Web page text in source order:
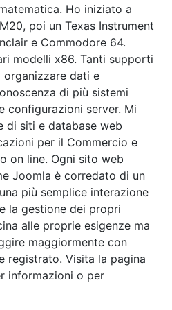
Ho iniziato a
poi un Texas Instrument
e Commodore 64.
modelli x86. Tanti supporti
organizzare dati e
di più sistemi
configurazioni server. Mi
di siti e database web
per il Commercio e
on line. Ogni sito web
Joomla è corredato di un
più semplice interazione
la gestione dei propri
alle proprie esigenze ma
maggiormente con
registrato. Visita la pagina
informazioni o per